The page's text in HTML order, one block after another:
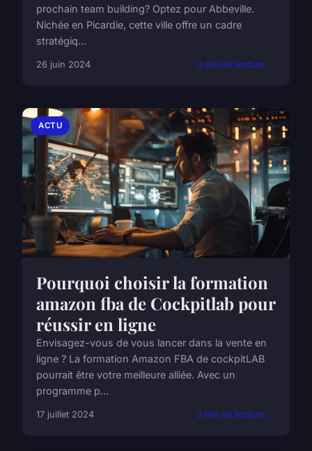
prochain team building? Optez pour Abbeville.
Nichée en Picardie, cette ville offre un cadre
stratégiq...
26 juin 2024 3 min de lecture →
ACTU
Pourquoi choisir la formation
amazon fba de Cockpitlab pour
réussir en ligne
Envisagez-vous de vous lancer dans la vente en
ligne ? La formation Amazon FBA de cockpitLAB
pourrait être votre meilleure alliée. Avec un
programme p...
17 juillet 2024 3 min de lecture →